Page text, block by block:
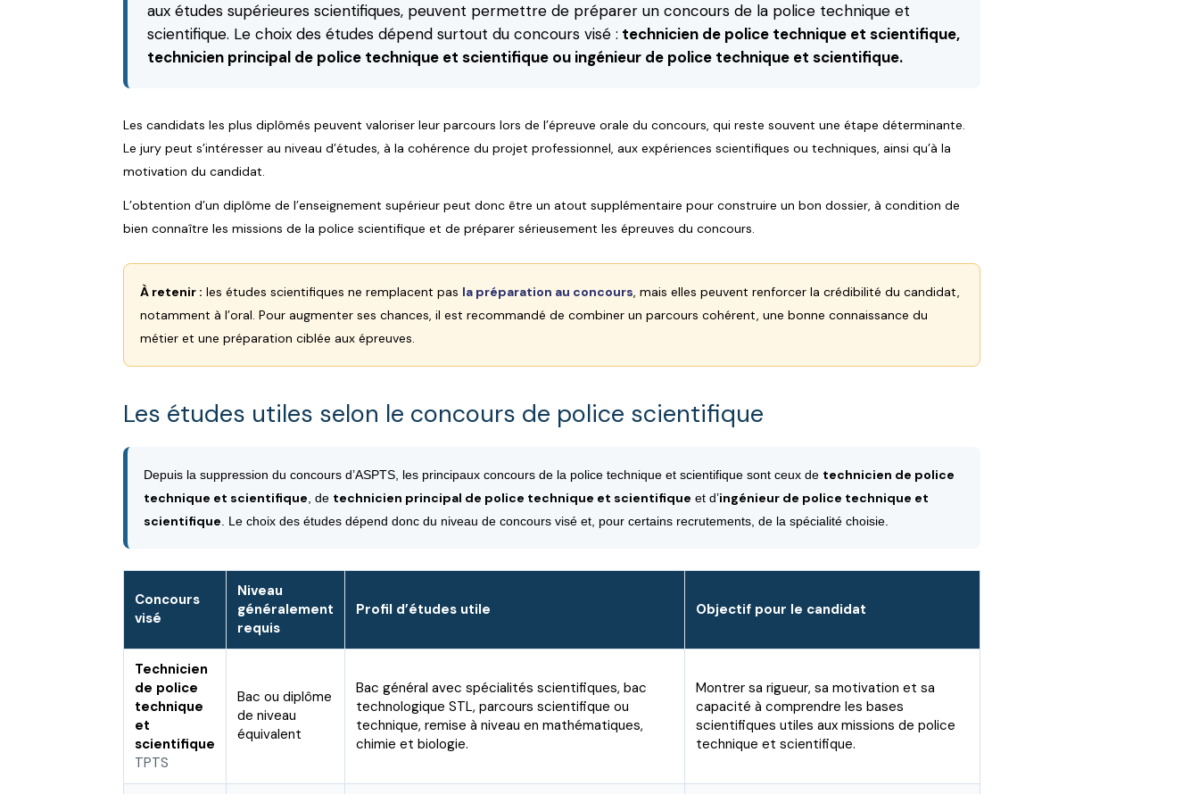
aux études supérieures scientifiques, peuvent permettre de préparer un concours de la police technique et
scientifique. Le choix des études dépend surtout du concours visé : technicien de police technique et scientifique,
technicien principal de police technique et scientifique ou ingénieur de police technique et scientifique.
Les candidats les plus diplômés peuvent valoriser leur parcours lors de l’épreuve orale du concours, qui reste souvent une étape déterminante.
Le jury peut s’intéresser au niveau d’études, à la cohérence du projet professionnel, aux expériences scientifiques ou techniques, ainsi qu’à la
motivation du candidat.
L’obtention d’un diplôme de l’enseignement supérieur peut donc être un atout supplémentaire pour construire un bon dossier, à condition de
bien connaître les missions de la police scientifique et de préparer sérieusement les épreuves du concours.
À retenir : les études scientifiques ne remplacent pas la préparation au concours, mais elles peuvent renforcer la crédibilité du candidat,
notamment à l’oral. Pour augmenter ses chances, il est recommandé de combiner un parcours cohérent, une bonne connaissance du
métier et une préparation ciblée aux épreuves.
Les études utiles selon le concours de police scientifique
Depuis la suppression du concours d’ASPTS, les principaux concours de la police technique et scientifique sont ceux de technicien de police
technique et scientifique, de technicien principal de police technique et scientifique et d’ingénieur de police technique et
scientifique. Le choix des études dépend donc du niveau de concours visé et, pour certains recrutements, de la spécialité choisie.
Concours
visé
Niveau
généralement
requis
Profil d’études utile Objectif pour le candidat
Technicien
de police
technique
et
scientifique
TPTS
Bac ou diplôme
de niveau
équivalent
Bac général avec spécialités scientifiques, bac
technologique STL, parcours scientifique ou
technique, remise à niveau en mathématiques,
chimie et biologie.
Montrer sa rigueur, sa motivation et sa
capacité à comprendre les bases
scientifiques utiles aux missions de police
technique et scientifique.